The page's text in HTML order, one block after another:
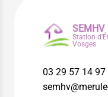
SEMHV
Station
Vosges
03 29 57 14 97